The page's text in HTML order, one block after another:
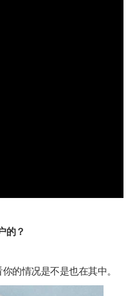
的？
你的情况是不是也在其中。